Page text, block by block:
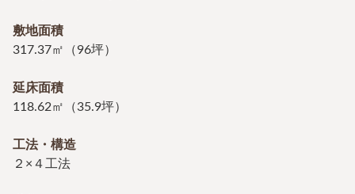
敷地面積
317.37㎡（96坪）
延床面積
118.62㎡（35.9坪）
工法・構造
２×４工法